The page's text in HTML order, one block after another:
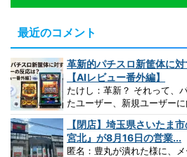
最近のコメント
革新的パチスロ新筐体に
【AIレビュー番外編】
たけし：革新？ それって、
たユーザー、新規ユーザー
【閉店】埼玉県さいたま
宮北』が8月16日の営業...
匿名：豊丸が潰れた様に、メ